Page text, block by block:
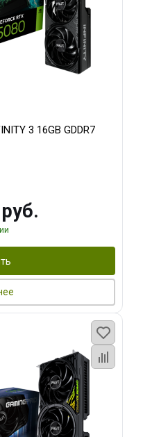
3 16GB GDDR7